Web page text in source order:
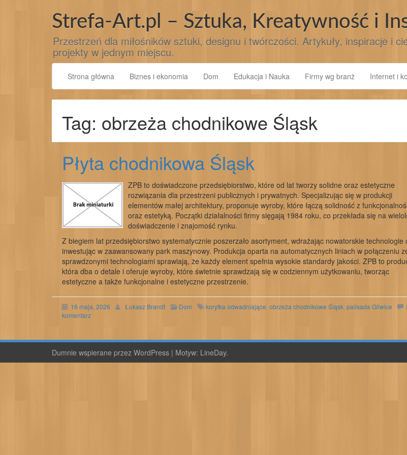
Strefa-Art.pl – Sztuka, Kreatywność i
Przestrzeń dla miłośników sztuki, designu i twórczości. Artykuły, inspiracje i
projekty w jednym miejscu.
Strona główna Biznes i ekonomia Dom Edukacja i Nauka Firmy wg branż Internet i
Tag: obrzeża chodnikowe Śląsk
Płyta chodnikowa Śląsk
ZPB to doświadczone przedsiębiorstwo, które od lat tworzy solidne oraz estetyczne
rozwiązania dla przestrzeni publicznych i prywatnych. Specjalizując się w produkcji
elementów małej architektury, proponuje wyroby, które łączą solidność z
oraz estetyką. Początki działalności firmy sięgają 1984 roku, co przekłada się na
doświadczenie i znajomość rynku.
Z biegiem lat przedsiębiorstwo systematycznie poszerzało asortyment, wdrażając nowatorskie technologie
inwestując w zaawansowany park maszynowy. Produkcja oparta na automatycznych liniach w połączeniu
sprawdzonymi technologiami sprawiają, że każdy element spełnia wysokie standardy jakości. ZPB to
która dba o detale i oferuje wyroby, które świetnie sprawdzają się w codziennym użytkowaniu, tworząc
estetyczne a także funkcjonalne i estetyczne przestrzenie.
16 maja, 2026 Łukasz Brandt Dom korytka odwadniające obrzeża chodnikowe Śląsk palisada Gliwice
komentarz
Dumnie wspierane przez WordPress | Motyw: LineDay.